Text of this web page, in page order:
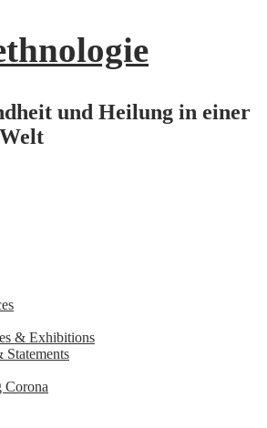
und Heilung in einer
& Exhibitions
Corona